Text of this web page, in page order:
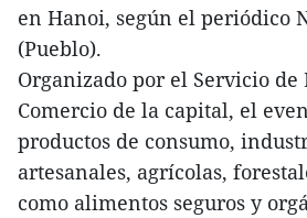
en Hanoi, según el periódico
(Pueblo).
Organizado por el Servicio
Comercio de la capital, el
productos de consumo,
artesanales, agrícolas,
como alimentos seguros y